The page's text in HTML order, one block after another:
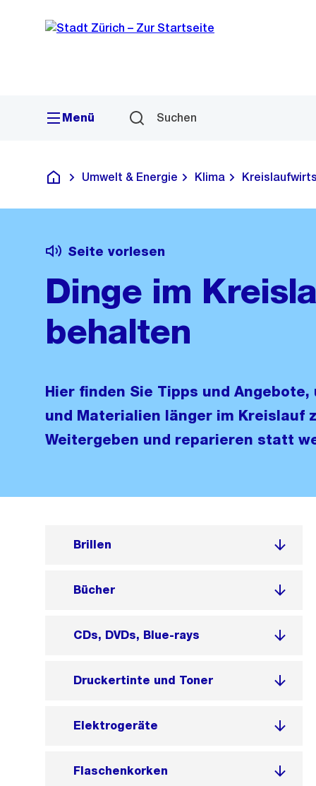
Navigation
Sprunglink
Menü Suchen
Deutsch
Umwelt & Energie Klima
Seite vorlesen
Dinge im
behalten
Hier finden Sie Tipps und Angebote,
und Materialien länger im Kreislauf
Weitergeben und reparieren statt
Brillen
Bücher
CDs, DVDs, Blue-rays
Druckertinte und Toner
Elektrogeräte
Flaschenkorken